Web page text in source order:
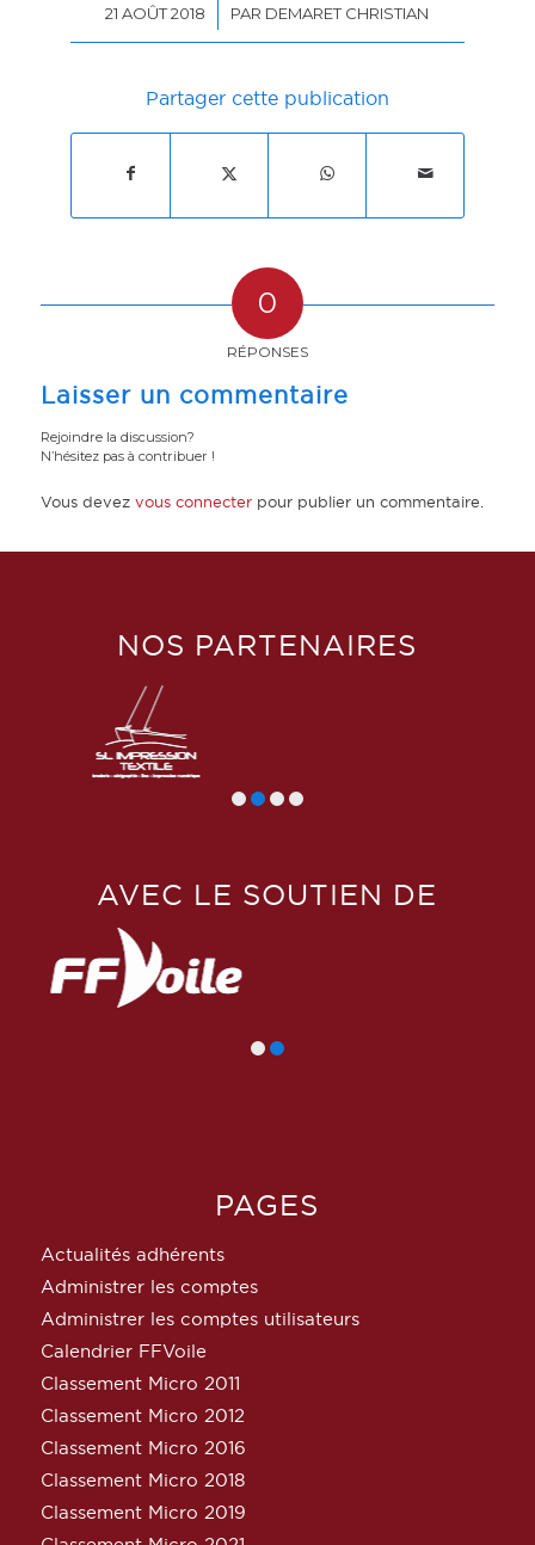
21 AOÛT 2018
/ PAR DEMARET CHRISTIAN
Partager cette publication
0
RÉPONSES
Laisser un commentaire
Rejoindre la discussion?
N’hésitez pas à contribuer !
Vous devez vous connecterpour publier un commentaire.
NOS PARTENAIRES
AVEC LE SOUTIEN DE
PAGES
Actualités adhérents
Administrer les comptes
Administrer les comptes utilisateurs
Calendrier FFVoile
Classement Micro 2011
Classement Micro 2012
Classement Micro 2016
Classement Micro 2018
Classement Micro 2019